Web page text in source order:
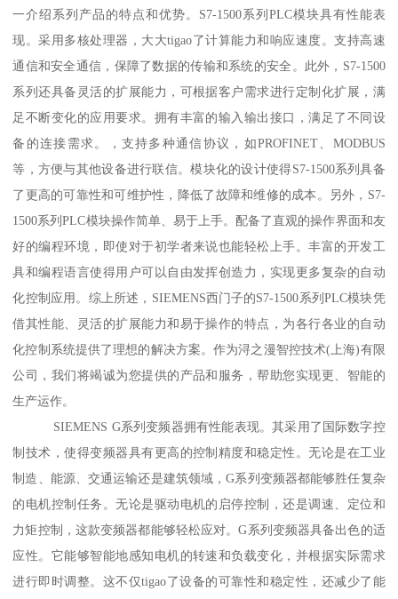
一介绍系列产品的特点和优势。S7-1500系列PLC模块具有性能表
现。采用多核处理器，大大tigao了计算能力和响应速度。支持高速
通信和安全通信，保障了数据的传输和系统的安全。此外，S7-1500
系列还具备灵活的扩展能力，可根据客户需求进行定制化扩展，满
足不断变化的应用要求。拥有丰富的输入输出接口，满足了不同设
备的连接需求。，支持多种通信协议，如PROFINET、MODBUS
等，方便与其他设备进行联信。模块化的设计使得S7-1500系列具备
了更高的可靠性和可维护性，降低了故障和维修的成本。另外，S7-
1500系列PLC模块操作简单、易于上手。配备了直观的操作界面和友
好的编程环境，即使对于初学者来说也能轻松上手。丰富的开发工
具和编程语言使得用户可以自由发挥创造力，实现更多复杂的自动
化控制应用。综上所述，SIEMENS西门子的S7-1500系列PLC模块凭
借其性能、灵活的扩展能力和易于操作的特点，为各行各业的自动
化控制系统提供了理想的解决方案。作为浔之漫智控技术(上海)有限
公司，我们将竭诚为您提供的产品和服务，帮助您实现更、智能的
生产运作。
SIEMENS G系列变频器拥有性能表现。其采用了国际数字控
制技术，使得变频器具有更高的控制精度和稳定性。无论是在工业
制造、能源、交通运输还是建筑领域，G系列变频器都能够胜任复杂
的电机控制任务。无论是驱动电机的启停控制，还是调速、定位和
力矩控制，这款变频器都能够轻松应对。G系列变频器具备出色的适
应性。它能够智能地感知电机的转速和负载变化，并根据实际需求
进行即时调整。这不仅tigao了设备的可靠性和稳定性，还减少了能